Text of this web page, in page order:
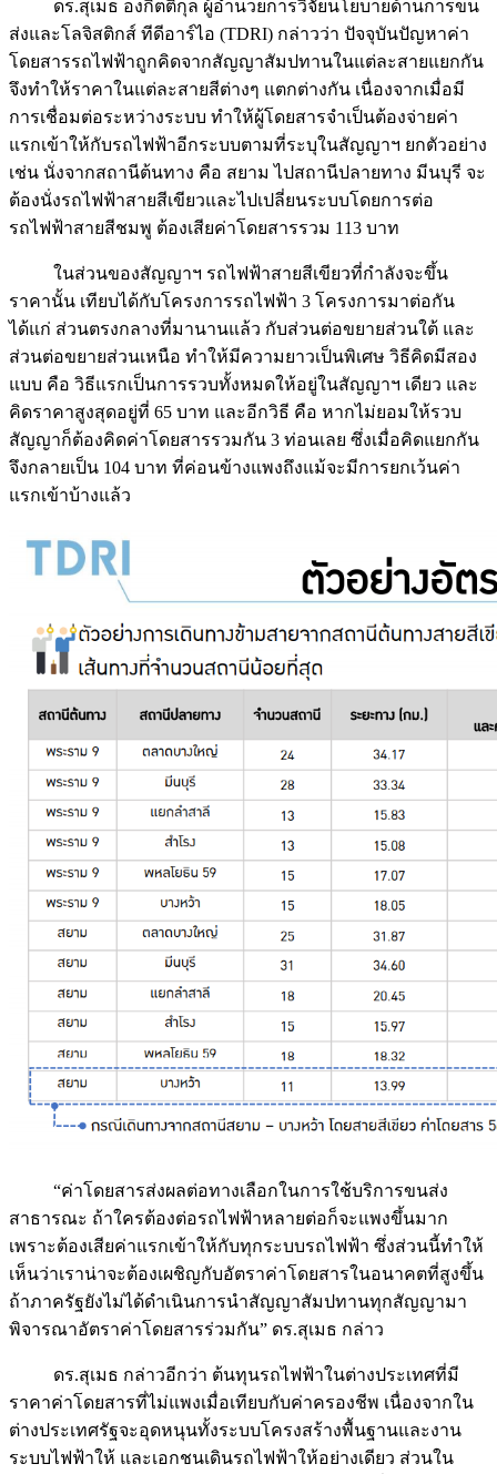
ดร.สุเมธ องกิตติกุล ผู้อำนวยการวิจัยนโยบายด้านการขน
ส่งและโลจิสติกส์ ทีดีอาร์ไอ (TDRI) กล่าวว่า ปัจจุบันปัญหาค่า
โดยสารรถไฟฟ้าถูกคิดจากสัญญาสัมปทานในแต่ละสายแยกกัน
จึงทำให้ราคาในแต่ละสายสีต่างๆ แตกต่างกัน เนื่องจากเมื่อมี
การเชื่อมต่อระหว่างระบบ ทำให้ผู้โดยสารจำเป็นต้องจ่ายค่า
แรกเข้าให้กับรถไฟฟ้าอีกระบบตามที่ระบุในสัญญาฯ ยกตัวอย่าง
เช่น นั่งจากสถานีต้นทาง คือ สยาม ไปสถานีปลายทาง มีนบุรี จะ
ต้องนั่งรถไฟฟ้าสายสีเขียวและไปเปลี่ยนระบบโดยการต่อ
รถไฟฟ้าสายสีชมพู ต้องเสียค่าโดยสารรวม 113 บาท
ในส่วนของสัญญาฯ รถไฟฟ้าสายสีเขียวที่กำลังจะขึ้น
ราคานั้น เทียบได้กับโครงการรถไฟฟ้า 3 โครงการมาต่อกัน
ได้แก่ ส่วนตรงกลางที่มานานแล้ว กับส่วนต่อขยายส่วนใต้ และ
ส่วนต่อขยายส่วนเหนือ ทำให้มีความยาวเป็นพิเศษ วิธีคิดมีสอง
แบบ คือ วิธีแรกเป็นการรวบทั้งหมดให้อยู่ในสัญญาฯ เดียว และ
คิดราคาสูงสุดอยู่ที่ 65 บาท และอีกวิธี คือ หากไม่ยอมให้รวบ
สัญญาก็ต้องคิดค่าโดยสารรวมกัน 3 ท่อนเลย ซึ่งเมื่อคิดแยกกัน
จึงกลายเป็น 104 บาท ที่ค่อนข้างแพงถึงแม้จะมีการยกเว้นค่า
แรกเข้าบ้างแล้ว
“ค่าโดยสารส่งผลต่อทางเลือกในการใช้บริการขนส่ง
สาธารณะ ถ้าใครต้องต่อรถไฟฟ้าหลายต่อก็จะแพงขึ้นมาก
เพราะต้องเสียค่าแรกเข้าให้กับทุกระบบรถไฟฟ้า ซึ่งส่วนนี้ทำให้
เห็นว่าเราน่าจะต้องเผชิญกับอัตราค่าโดยสารในอนาคตที่สูงขึ้น
ถ้าภาครัฐยังไม่ได้ดำเนินการนำสัญญาสัมปทานทุกสัญญามา
พิจารณาอัตราค่าโดยสารร่วมกัน” ดร.สุเมธ กล่าว
ดร.สุเมธ กล่าวอีกว่า ต้นทุนรถไฟฟ้าในต่างประเทศที่มี
ราคาค่าโดยสารที่ไม่แพงเมื่อเทียบกับค่าครองชีพ เนื่องจากใน
ต่างประเทศรัฐจะอุดหนุนทั้งระบบโครงสร้างพื้นฐานและงาน
ระบบไฟฟ้าให้ และเอกชนเดินรถไฟฟ้าให้อย่างเดียว ส่วนใน